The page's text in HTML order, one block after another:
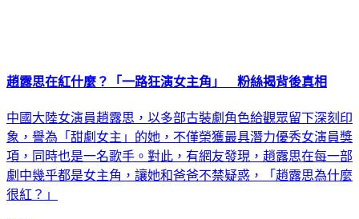
趙露思在紅什麼？「一路狂演女主角」 粉絲揭背後真相
中國大陸女演員趙露思，以多部古裝劇角色給觀眾留下深刻印
象，譽為「甜劇女主」的她，不僅榮獲最具潛力優秀女演員獎
項，同時也是一名歌手。對此，有網友發現，趙露思在每一部
劇中幾乎都是女主角，讓她和爸爸不禁疑惑，「趙露思為什麼
很紅？」